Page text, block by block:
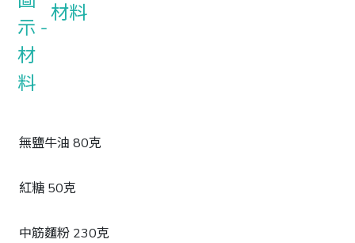
材料
無鹽牛油 80克
紅糖 50克
中筋麵粉 230克